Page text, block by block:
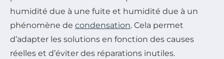
humidité due à une fuite et humidité due à un
phénomène de condensation. Cela permet
d’adapter les solutions en fonction des causes
réelles et d’éviter des réparations inutiles.